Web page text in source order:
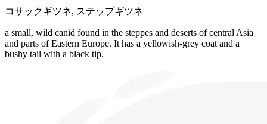
コサックギツネ, ステップギツネ
a small, wild canid found in the steppes and deserts of central Asia
and parts of Eastern Europe. It has a yellowish-grey coat and a
bushy tail with a black tip.